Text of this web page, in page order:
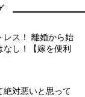
レス！ 離婚から始
し！【嫁を便利
絶対悪いと思って